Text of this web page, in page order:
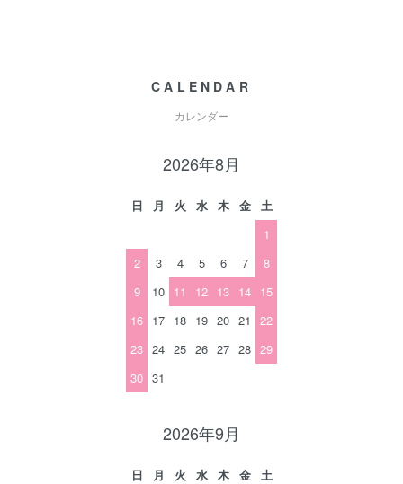
CALENDAR
カレンダー
2026年8月
日 月 火 水 木 金
土
1
2
3 4 5 6 7
8
9
10 11 12 13 14 15
16 17 18 19 20 21
22
23 24 25 26 27 28 29
30 31
2026年9月
日 月 火 水 木 金
土